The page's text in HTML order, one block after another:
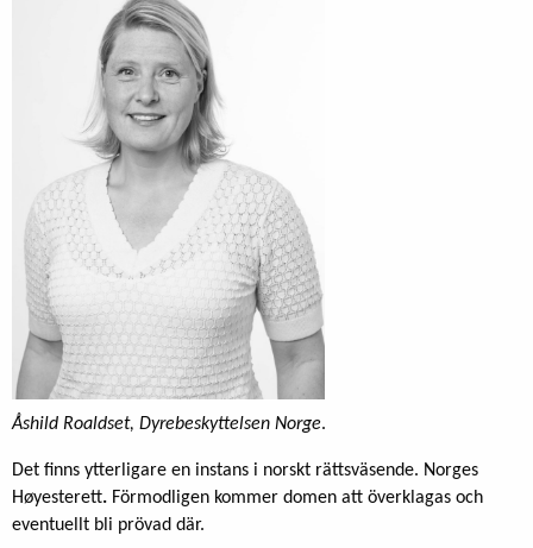
Åshild Roaldset, Dyrebeskyttelsen Norge.
Det finns ytterligare en instans i norskt rättsväsende. Norges
Høyesterett. Förmodligen kommer domen att överklagas och
eventuellt bli prövad där.